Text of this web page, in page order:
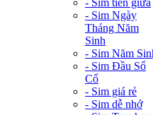
- Sim Ngày
Tháng Năm
Sinh
- Sim Năm
- Sim Đầu Số
Cổ
- Sim giá rẻ
- Sim dễ nhớ